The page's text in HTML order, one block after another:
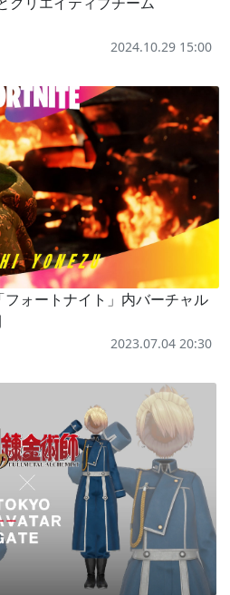
2024.10.29 15:00
ォートナイト」内バーチャル
2023.07.04 20:30